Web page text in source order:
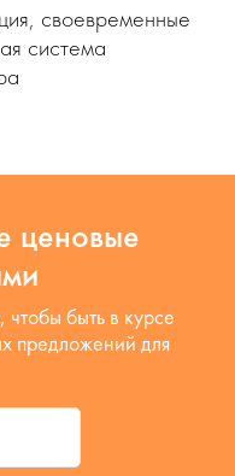
своевременные
система
ценовые
быть в курсе
предложений для